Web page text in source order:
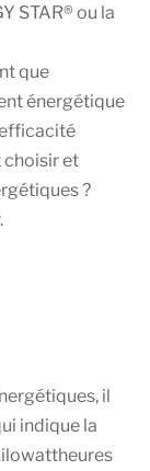
STAR® ou la
que
énergétique
choisir et
?
il
indique la